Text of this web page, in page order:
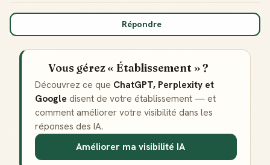
Répondre
Vous gérez « Établissement » ?
Découvrez ce que ChatGPT, Perplexity et
Google disent de votre établissement — et
comment améliorer votre visibilité dans les
réponses des IA.
Améliorer ma visibilité IA
Badge Guide Local